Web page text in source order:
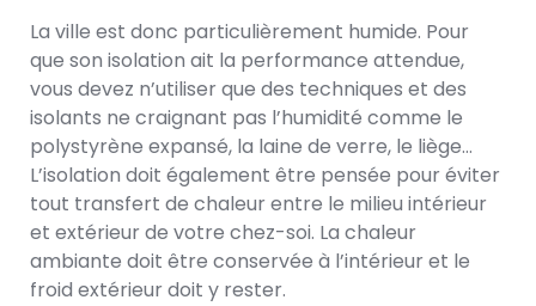
La ville est donc particulièrement humide. Pour
que son isolation ait la performance attendue,
vous devez n’utiliser que des techniques et des
isolants ne craignant pas l’humidité comme le
polystyrène expansé, la laine de verre, le liège…
L’isolation doit également être pensée pour éviter
tout transfert de chaleur entre le milieu intérieur
et extérieur de votre chez-soi. La chaleur
ambiante doit être conservée à l’intérieur et le
froid extérieur doit y rester.